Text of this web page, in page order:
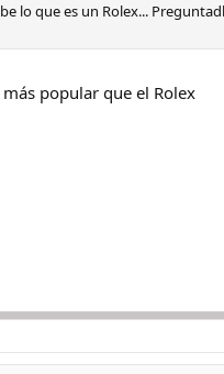
lo que es un Rolex...
popular que el Rolex